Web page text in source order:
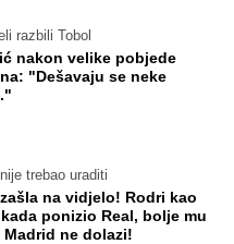
razbili Tobol
nakon velike pobjede
"Dešavaju se neke
trebao uraditi
na vidjelo! Rodri kao
ponizio Real, bolje mu
Madrid ne dolazi!